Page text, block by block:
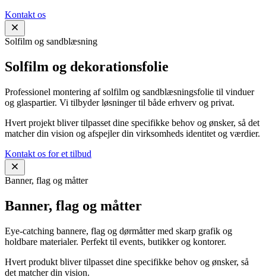
Kontakt os
Solfilm og sandblæsning
Solfilm og dekorationsfolie
Professionel montering af solfilm og sandblæsningsfolie til vinduer
og glaspartier. Vi tilbyder løsninger til både erhverv og privat.
Hvert projekt bliver tilpasset dine specifikke behov og ønsker, så det
matcher din vision og afspejler din virksomheds identitet og værdier.
Kontakt os for et tilbud
Banner, flag og måtter
Banner, flag og måtter
Eye-catching bannere, flag og dørmåtter med skarp grafik og
holdbare materialer. Perfekt til events, butikker og kontorer.
Hvert produkt bliver tilpasset dine specifikke behov og ønsker, så
det matcher din vision.